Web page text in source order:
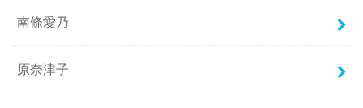
南條愛乃
原奈津子